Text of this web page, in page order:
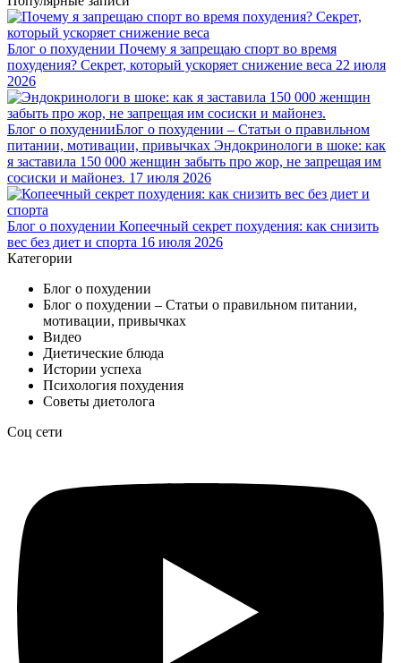
Блог о похудении Почему я запрещаю спорт во время
похудения? Секрет, который ускоряет снижение веса 22 июля
2026
Блог о похуденииБлог о похудении – Статьи о правильном
питании, мотивации, привычках Эндокринологи в шоке: как
я заставила 150 000 женщин забыть про жор, не запрещая им
сосиски и майонез. 17 июля 2026
Блог о похудении Копеечный секрет похудения: как снизить
вес без диет и спорта 16 июля 2026
Категории
Блог о похудении
Блог о похудении – Статьи о правильном питании,
мотивации, привычках
Видео
Диетические блюда
Истории успеха
Психология похудения
Советы диетолога
Соц сети